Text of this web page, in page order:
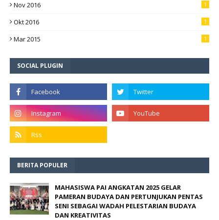
Nov 2016 1
Okt 2016 1
Mar 2015 1
SOCIAL PLUGIN
BERITA POPULER
MAHASISWA PAI ANGKATAN 2025 GELAR
PAMERAN BUDAYA DAN PERTUNJUKAN PENTAS
SENI SEBAGAI WADAH PELESTARIAN BUDAYA
DAN KREATIVITAS